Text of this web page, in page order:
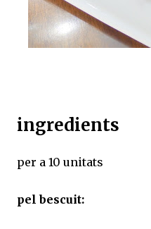
ingredients
per a 10 unitats
pel bescuit: